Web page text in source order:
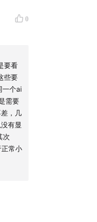
0
要看
些要
一个ai
需要
，几
有显
次
常小